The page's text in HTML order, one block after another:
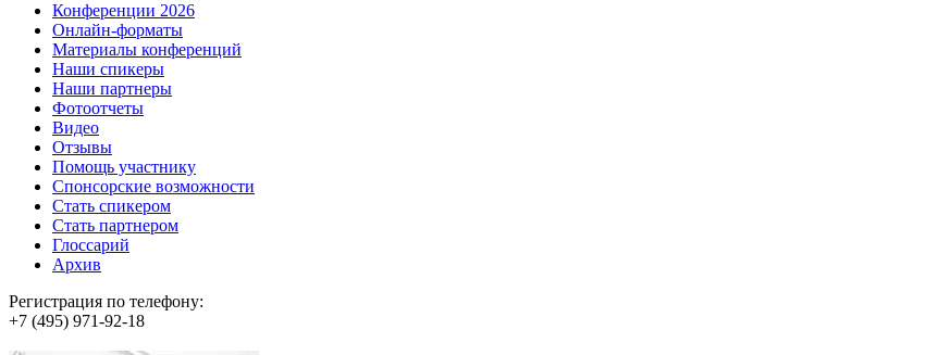
Конференции 2026
Онлайн-форматы
Материалы конференций
Наши спикеры
Наши партнеры
Фотоотчеты
Видео
Отзывы
Помощь участнику
Спонсорские возможности
Стать спикером
Стать партнером
Глоссарий
Архив
Регистрация по телефону:
+7 (495) 971-92-18